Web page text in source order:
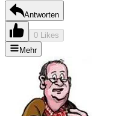
Antworten
0 Likes
Mehr